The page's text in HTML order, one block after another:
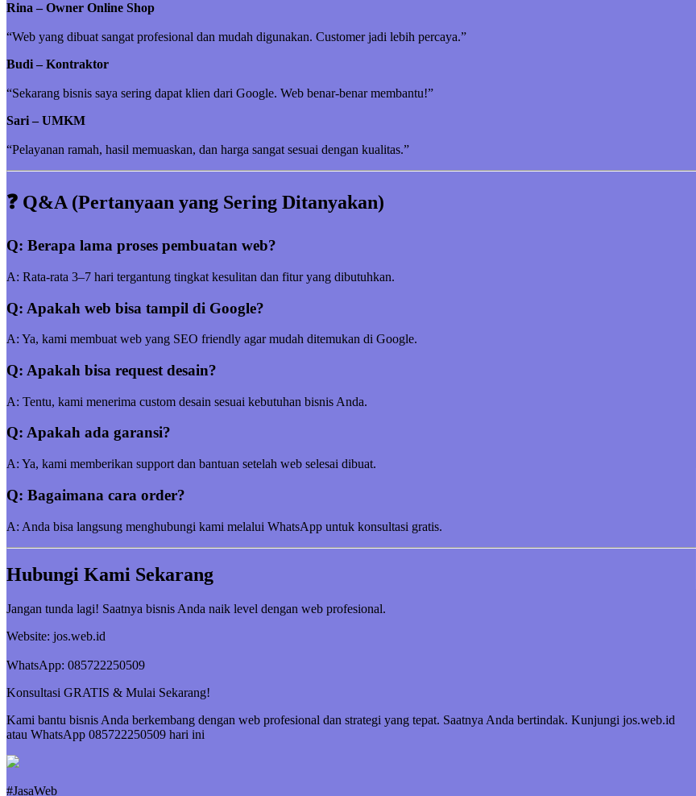
Rina – Owner Online Shop
“Web yang dibuat sangat profesional dan mudah digunakan. Customer jadi lebih percaya.”
Budi – Kontraktor
“Sekarang bisnis saya sering dapat klien dari Google. Web benar-benar membantu!”
Sari – UMKM
“Pelayanan ramah, hasil memuaskan, dan harga sangat sesuai dengan kualitas.”
❓ Q&A (Pertanyaan yang Sering Ditanyakan)
Q: Berapa lama proses pembuatan web?
A: Rata-rata 3–7 hari tergantung tingkat kesulitan dan fitur yang dibutuhkan.
Q: Apakah web bisa tampil di Google?
A: Ya, kami membuat web yang SEO friendly agar mudah ditemukan di Google.
Q: Apakah bisa request desain?
A: Tentu, kami menerima custom desain sesuai kebutuhan bisnis Anda.
Q: Apakah ada garansi?
A: Ya, kami memberikan support dan bantuan setelah web selesai dibuat.
Q: Bagaimana cara order?
A: Anda bisa langsung menghubungi kami melalui WhatsApp untuk konsultasi gratis.
Hubungi Kami Sekarang
Jangan tunda lagi! Saatnya bisnis Anda naik level dengan web profesional.
Website: jos.web.id
WhatsApp: 085722250509
Konsultasi GRATIS & Mulai Sekarang!
Kami bantu bisnis Anda berkembang dengan web profesional dan strategi yang tepat. Saatnya Anda bertindak. Kunjungi jos.web.id
atau WhatsApp 085722250509 hari ini
#JasaWeb